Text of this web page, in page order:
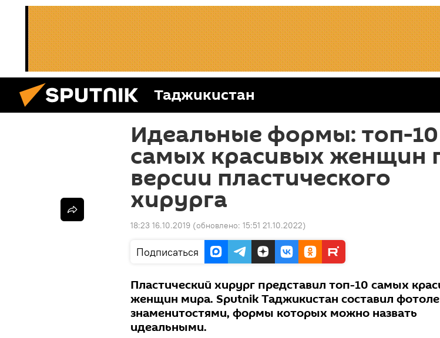
Таджикистан
Идеальные формы: топ-10
самых красивых женщин
версии пластического
хирурга
18:23 16.10.2019 (обновлено: 15:51 21.10.2022)
Подписаться
Пластический хирург представил топ-10 самых
женщин мира. Sputnik Таджикистан составил
знаменитостями, формы которых можно назвать
идеальными.